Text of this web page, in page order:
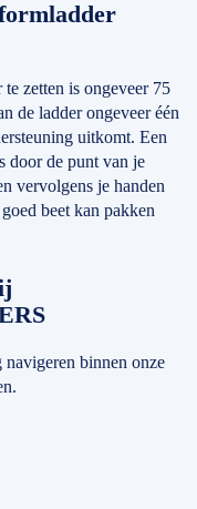
zetten is ongeveer 75
de ladder ongeveer één
uitkomt. Een
door de punt van je
vervolgens je handen
beet kan pakken
binnen onze